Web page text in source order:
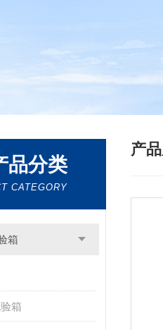
品分类
CATEGORY
箱
箱
产